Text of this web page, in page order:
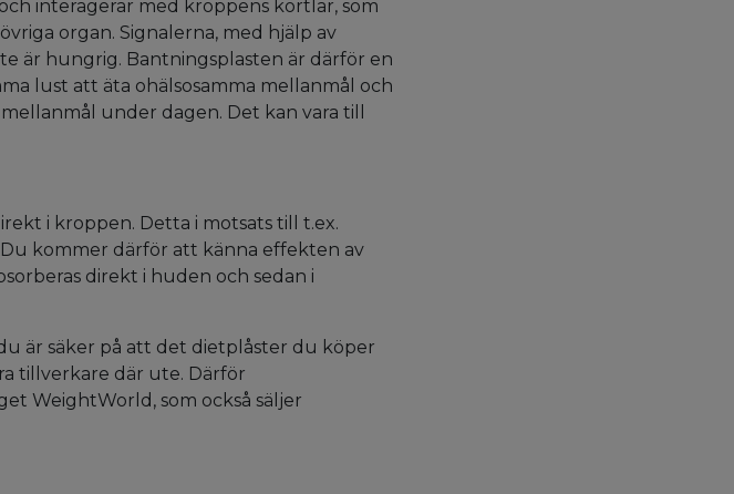
interagerar med kroppens körtlar, som
organ. Signalerna, med hjälp av
är hungrig. Bantningsplasten är därför en
lust att äta ohälsosamma mellanmål och
under dagen. Det kan vara till
i kroppen. Detta i motsats till t.ex.
kommer därför att känna effekten av
direkt i huden och sedan i
är säker på att det dietplåster du köper
tillverkare där ute. Därför
WeightWorld, som också säljer